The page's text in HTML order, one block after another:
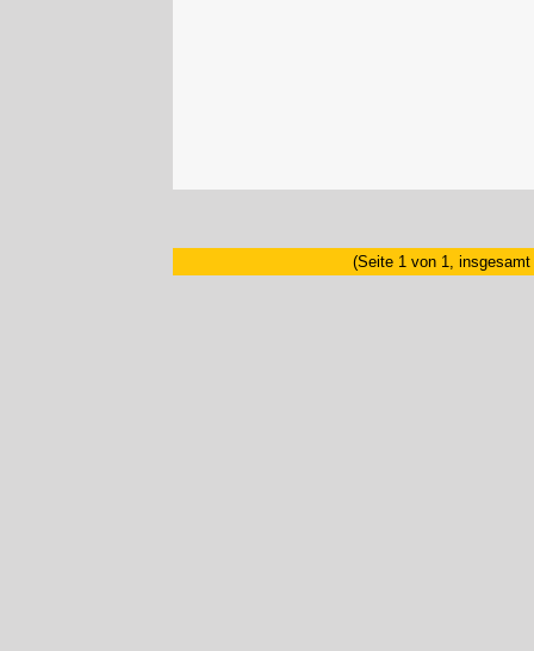
(Seite 1 von 1, insgesamt